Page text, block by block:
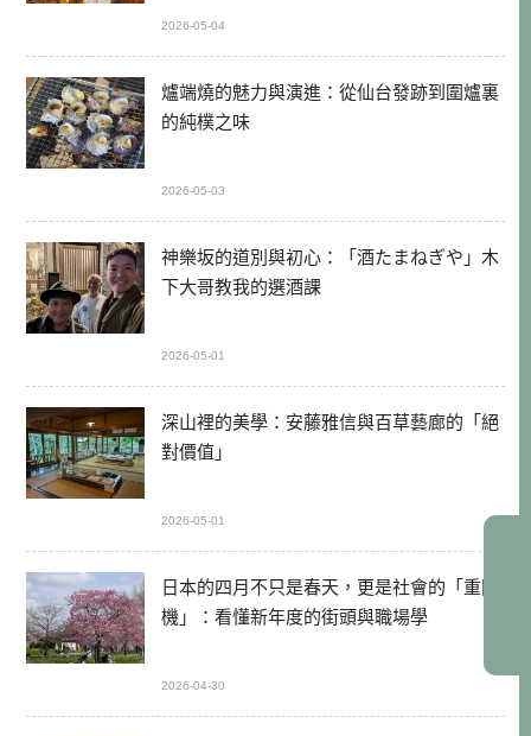
2026-05-04
爐端燒的魅力與演進：從仙台發跡到圍爐裏
的純樸之味
2026-05-03
神樂坂的道別與初心：「酒たまねぎや」木
下大哥教我的選酒課
2026-05-01
深山裡的美學：安藤雅信與百草藝廊的「絕
對價值」
2026-05-01
日本的四月不只是春天，更是社會的「重開
機」：看懂新年度的街頭與職場學
2026-04-30